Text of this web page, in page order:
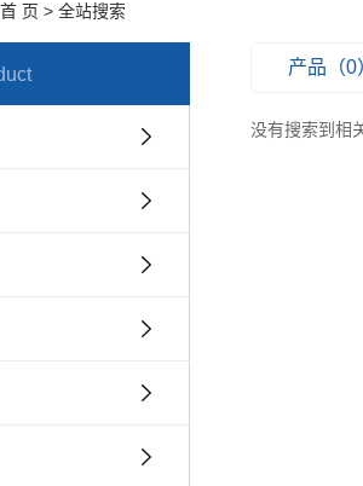
首 页 > 全站搜索
产品（0
没有搜索到相